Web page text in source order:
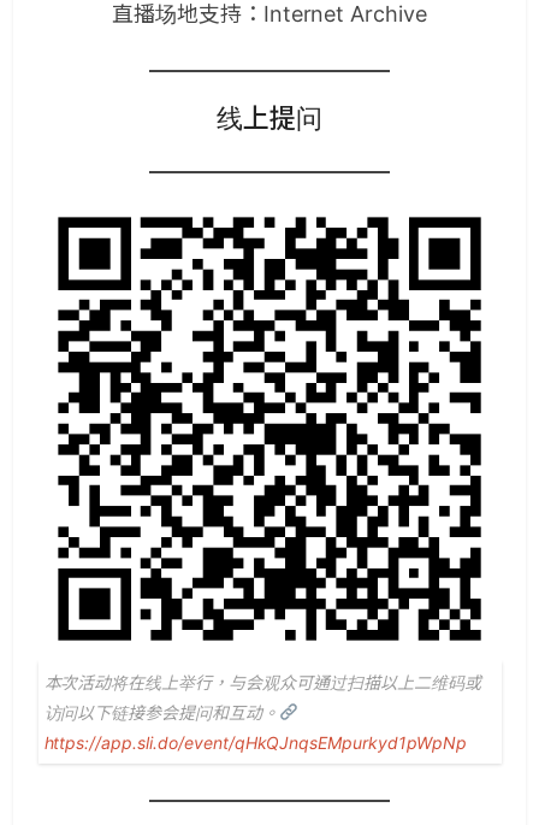
直播场地支持：Internet Archive
线上提问
本次活动将在线上举行，与会观众可通过扫描以上二维码或
访问以下链接参会提问和互动。
https://app.sli.do/event/qHkQJnqsEMpurkyd1pWpNp